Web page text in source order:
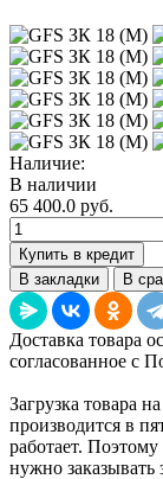
Наличие:
В наличии
65 400.0 руб.
Купить в кредит
В закладки
В
Доставка товара
согласованное с
Загрузка товара
производится в
работает.
нужно заказывать